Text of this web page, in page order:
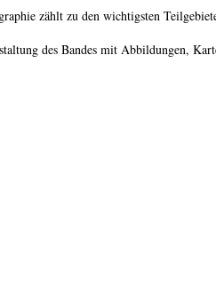
zählt zu den wichtigsten
des Bandes mit Abbildungen,